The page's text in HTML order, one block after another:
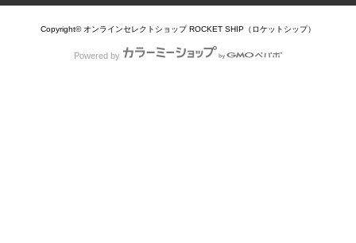
Copyright© オンラインセレクトショップ ROCKET SHIP（ロケットシップ）
Powered by